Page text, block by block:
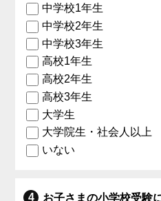
中学校1年生
中学校2年生
中学校3年生
高校1年生
高校2年生
高校3年生
大学生
大学院生・社会人以上
いない
お子さまの小学校受験